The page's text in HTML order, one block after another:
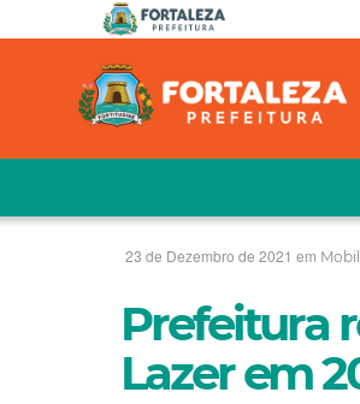
23 de Dezembro de 2021 em
Prefeitura
Lazer em